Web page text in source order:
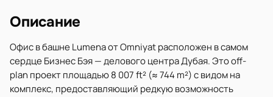
Описание
Офис в башне Lumena от Omniyat расположен в самом
сердце Бизнес Бэя — делового центра Дубая. Это off-
plan проект площадью 8 007 ft² (≈ 744 m²) с видом на
комплекс, предоставляющий редкую возможность